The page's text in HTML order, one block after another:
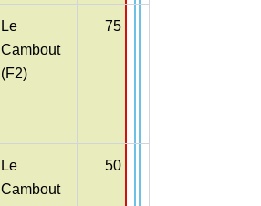
Le
Cambout
(F2)
75
Le
Cambout
50